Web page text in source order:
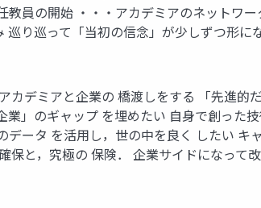
員の開始 ・・・アカデミアのネットワ
り巡って「当初の信念」が少しずつ形
デミアと企業の 橋渡しをする 「先進的
」のギャップ を埋めたい 自身で創った
ータ を活用し，世の中を良く したい キ
と，究極の 保険． 企業サイドになって